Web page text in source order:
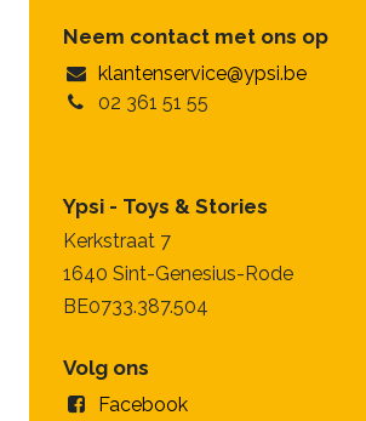
Neem contact met ons op
klantenservice@ypsi.be
02 361 51 55
Ypsi - Toys & Stories
Kerkstraat 7
1640 Sint-Genesius-Rode
BE0733.387.504
Volg ons
Facebook